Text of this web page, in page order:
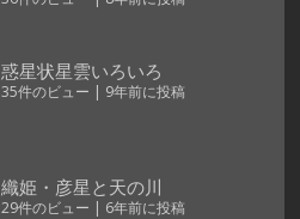
惑星状星雲いろいろ
35件のビュー | 9年前に投稿
織姫・彦星と天の川
29件のビュー | 6年前に投稿